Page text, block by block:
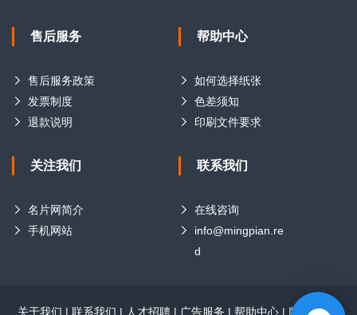
售后服务
售后服务政策
发票制度
退款说明
帮助中心
如何选择纸张
色差须知
印刷文件要求
关注我们
名片网简介
手机网站
联系我们
在线咨询
info@mingpian.re
d
关于我们 | 联系我们 | 人才招聘 | 广告服务 | 帮助中心 | 版权声明